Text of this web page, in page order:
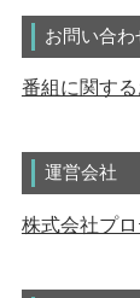
お問い合わ
番組に関す
運営会社
株式会社プ